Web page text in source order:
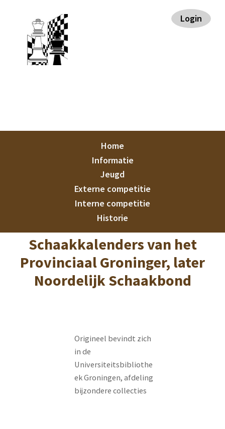
hoofdnavigatie
voettekst
Login
Home
Informatie
Jeugd
Externe competitie
Interne competitie
Historie
Schaakkalenders van het
Provinciaal Groninger, later
Noordelijk Schaakbond
Origineel bevindt zich
in de
Universiteitsbibliothe
ek Groningen, afdeling
bijzondere collecties